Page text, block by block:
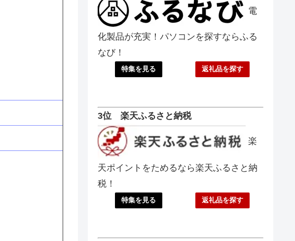
電
化製品が充実！パソコンを探すならふる
なび！
特集を見る 返礼品を探す
3位 楽天ふるさと納税
楽
天ポイントをためるなら楽天ふるさと納
税！
特集を見る 返礼品を探す